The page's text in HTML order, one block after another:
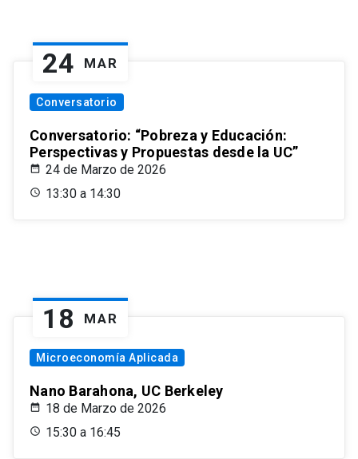
24 MAR
Conversatorio
Conversatorio: “Pobreza y Educación:
Perspectivas y Propuestas desde la UC”
24 de Marzo de 2026
13:30 a 14:30
18 MAR
Microeconomía Aplicada
Nano Barahona, UC Berkeley
18 de Marzo de 2026
15:30 a 16:45